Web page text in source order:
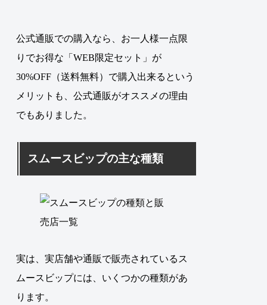
公式通販での購入なら、お一人様一点限
りでお得な「WEB限定セット」が
30%OFF（送料無料）で購入出来るという
メリットも、公式通販がオススメの理由
でもありました。
スムースビップの主な種類
実は、実店舗や通販で販売されているス
ムースビップには、いくつかの種類があ
ります。